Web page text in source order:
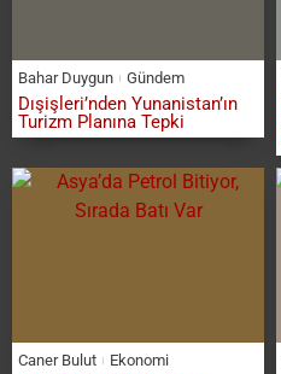
Bahar Duygun Gündem
Dışişleri’nden Yunanistan’ın
Turizm Planına Tepki
Caner Bulut Ekonomi